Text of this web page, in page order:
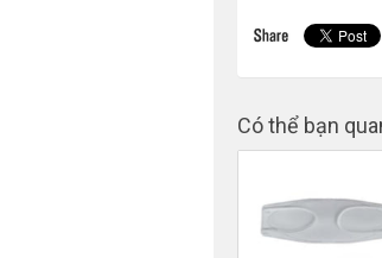
Có thể bạn